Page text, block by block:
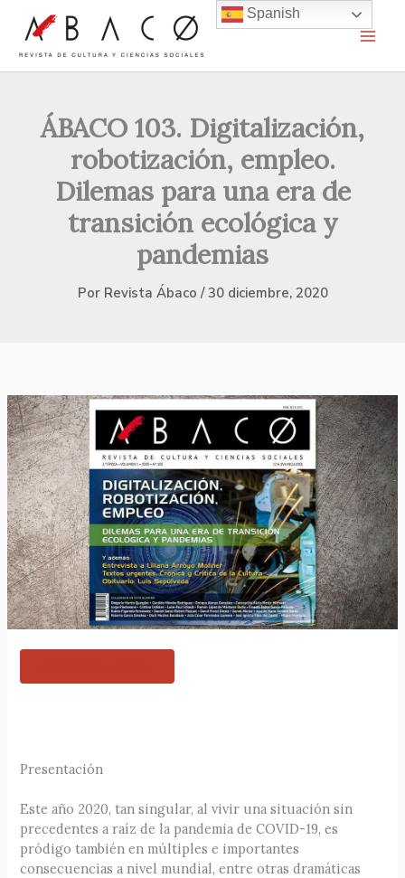
contenido
ÁBACO 103. Digitalización,
robotización, empleo.
Dilemas para una era de
transición ecológica y
pandemias
Por Revista Ábaco /30 diciembre, 2020
Presentación
Este año 2020, tan singular, al vivir una situación sin
precedentes a raíz de la pandemia de COVID-19, es
pródigo también en múltiples e importantes
consecuencias a nivel mundial, entre otras dramáticas
Spanish